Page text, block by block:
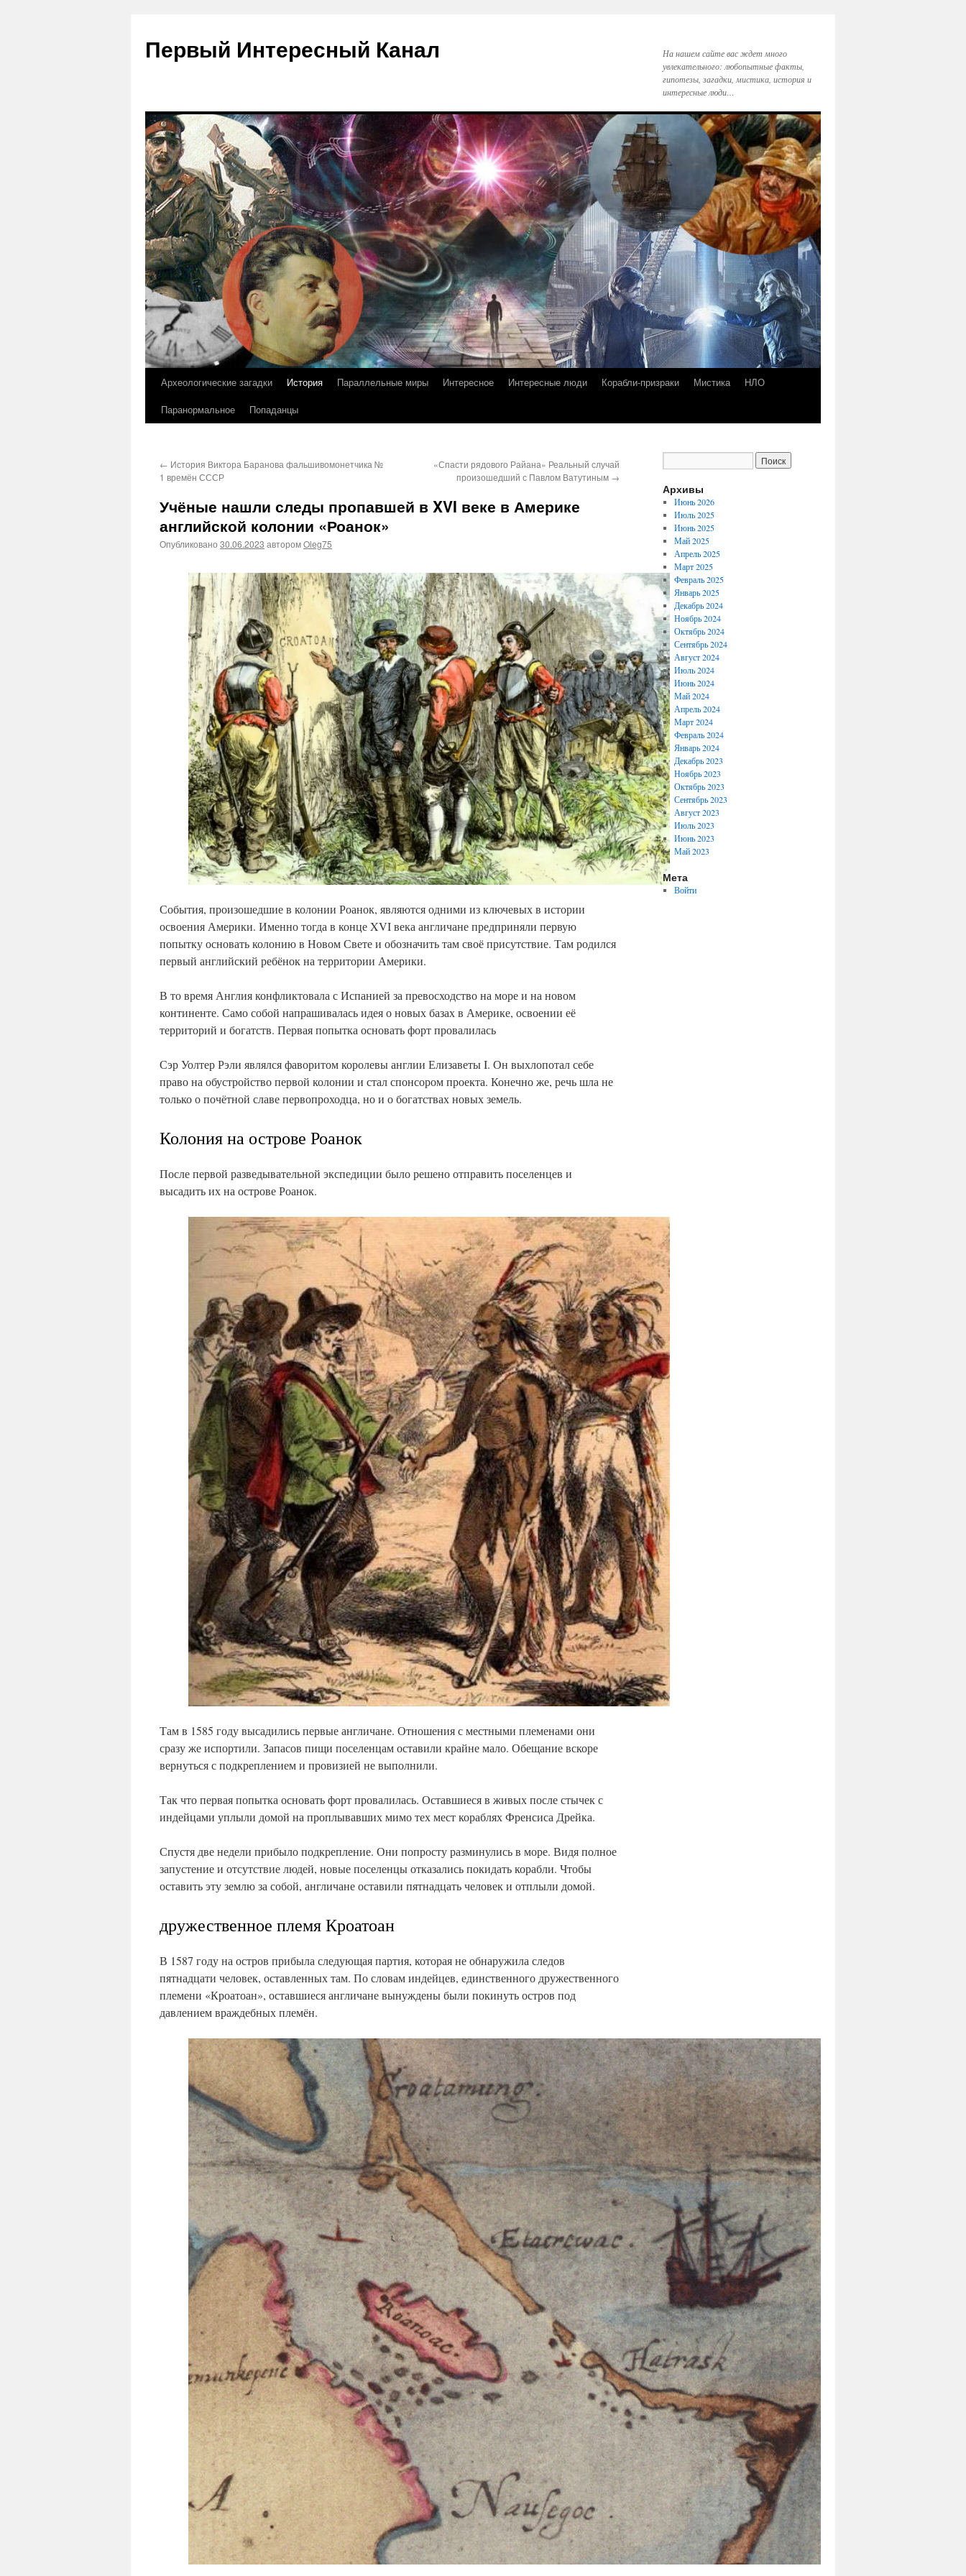
Первый Интересный Канал
На нашем сайте вас ждет много
увлекательного: любопытные факты,
гипотезы, загадки, мистика, история и
интересные люди…
Перейти
Археологические загадки История Параллельные миры Интересное Интересные люди Корабли-призраки Мистика
НЛО
Паранормальное
Попаданцы
← История Виктора Баранова фальшивомонетчика №
1 времён СССР
«Спасти рядового Райана» Реальный случай
произошедший с Павлом Ватутиным →
Учёные нашли следы пропавшей в XVI веке в Америке
английской колонии «Роанок»
Опубликовано 30.06.2023 авторомOleg75
События, произошедшие в колонии Роанок, являются одними из ключевых в истории
освоения Америки. Именно тогда в конце XVI века англичане предприняли первую
попытку основать колонию в Новом Свете и обозначить там своё присутствие. Там родился
первый английский ребёнок на территории Америки.
В то время Англия конфликтовала с Испанией за превосходство на море и на новом
континенте. Само собой напрашивалась идея о новых базах в Америке, освоении её
территорий и богатств. Первая попытка основать форт провалилась
Сэр Уолтер Рэли являлся фаворитом королевы англии Елизаветы I. Он выхлопотал себе
право на обустройство первой колонии и стал спонсором проекта. Конечно же, речь шла не
только о почётной славе первопроходца, но и о богатствах новых земель.
Колония на острове Роанок
После первой разведывательной экспедиции было решено отправить поселенцев и
высадить их на острове Роанок.
Там в 1585 году высадились первые англичане. Отношения с местными племенами они
сразу же испортили. Запасов пищи поселенцам оставили крайне мало. Обещание вскоре
вернуться с подкреплением и провизией не выполнили.
Так что первая попытка основать форт провалилась. Оставшиеся в живых после стычек с
индейцами уплыли домой на проплывавших мимо тех мест кораблях Френсиса Дрейка.
Спустя две недели прибыло подкрепление. Они попросту разминулись в море. Видя полное
запустение и отсутствие людей, новые поселенцы отказались покидать корабли. Чтобы
оставить эту землю за собой, англичане оставили пятнадцать человек и отплыли домой.
дружественное племя Кроатоан
В 1587 году на остров прибыла следующая партия, которая не обнаружила следов
пятнадцати человек, оставленных там. По словам индейцев, единственного дружественного
племени «Кроатоан», оставшиеся англичане вынуждены были покинуть остров под
давлением враждебных племён.
Архивы
Июнь 2026
Июль 2025
Июнь 2025
Май 2025
Апрель 2025
Март 2025
Февраль 2025
Январь 2025
Декабрь 2024
Ноябрь 2024
Октябрь 2024
Сентябрь 2024
Август 2024
Июль 2024
Июнь 2024
Май 2024
Апрель 2024
Март 2024
Февраль 2024
Январь 2024
Декабрь 2023
Ноябрь 2023
Октябрь 2023
Сентябрь 2023
Август 2023
Июль 2023
Июнь 2023
Май 2023
Мета
Войти